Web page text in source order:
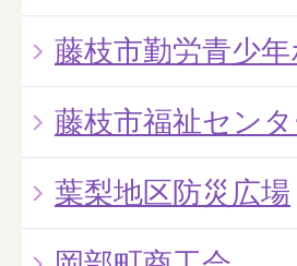
藤枝市勤労青少
藤枝市福祉セン
葉梨地区防災広場